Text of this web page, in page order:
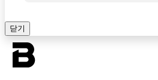
닫기